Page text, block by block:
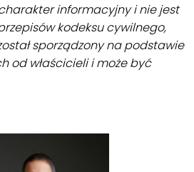
informacyjny i nie jest
kodeksu cywilnego,
sporządzony na podstawie
od właścicieli i może być